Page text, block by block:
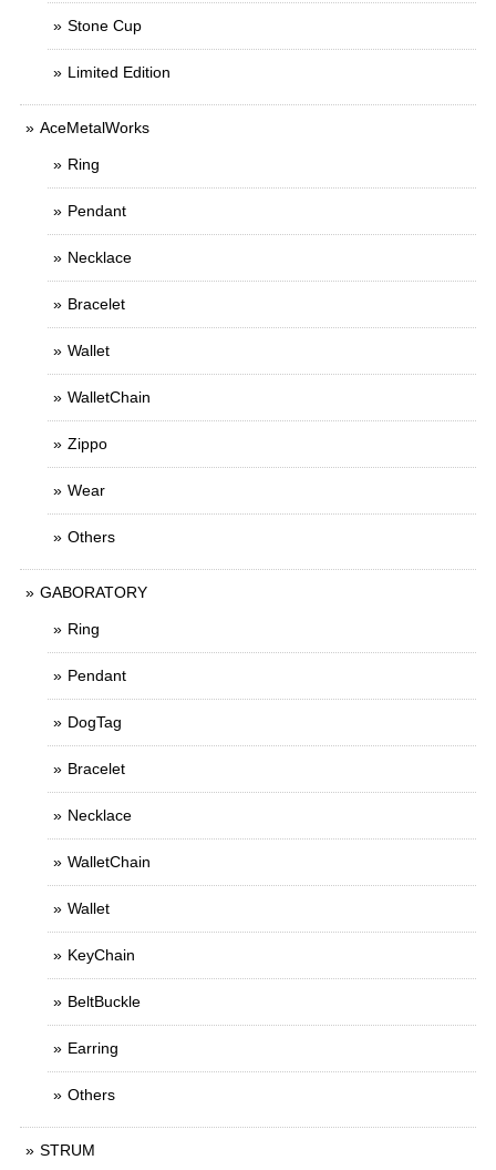
Stone Cup
Limited Edition
AceMetalWorks
Ring
Pendant
Necklace
Bracelet
Wallet
WalletChain
Zippo
Wear
Others
GABORATORY
Ring
Pendant
DogTag
Bracelet
Necklace
WalletChain
Wallet
KeyChain
BeltBuckle
Earring
Others
STRUM